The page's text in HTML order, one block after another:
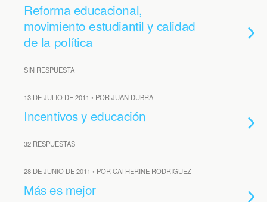
Reforma educacional,
movimiento estudiantil y calidad
de la política
SIN RESPUESTA
13 DE JULIO DE 2011 • POR JUAN DUBRA
Incentivos y educación
32 RESPUESTAS
28 DE JUNIO DE 2011 • POR CATHERINE RODRIGUEZ
Más es mejor